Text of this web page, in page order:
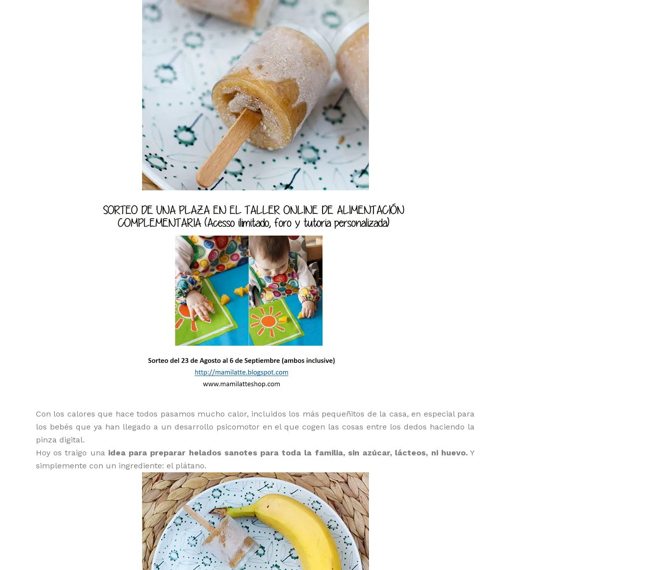
Con los calores que hace todos pasamos mucho calor, incluidos los más pequeñitos de la casa, en especial para
los bebés que ya han llegado a un desarrollo psicomotor en el que cogen las cosas entre los dedos haciendo la
pinza digital.
Hoy os traigo una idea para preparar helados sanotes para toda la familia, sin azúcar, lácteos, ni huevo.Y
simplemente con un ingrediente: el plátano.